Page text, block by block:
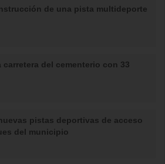
de una pista multideporte
del cementerio con 33
pistas deportivas de acceso
del municipio